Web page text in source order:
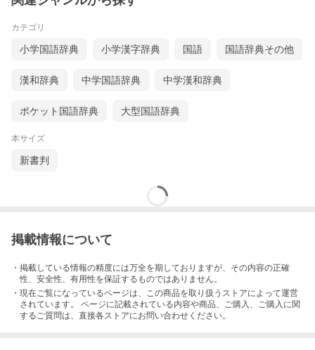
カテゴリ
小学国語辞典 小学漢字辞典 国語 国語辞典その他
漢和辞典 中学国語辞典 中学漢和辞典
ポケット国語辞典 大型国語辞典
本サイズ
新書判
掲載情報について
・掲載している情報の精度には万全を期しておりますが、その内容の正確
性、安全性、有用性を保証するものではありません。
・現在ご覧になっているページは、この商品を取り扱うストアによって運営
されています。 ページに記載されている内容や商品、ご購入 、ご購入に関
するご質問は、直接各ストアにお問い合わせください。